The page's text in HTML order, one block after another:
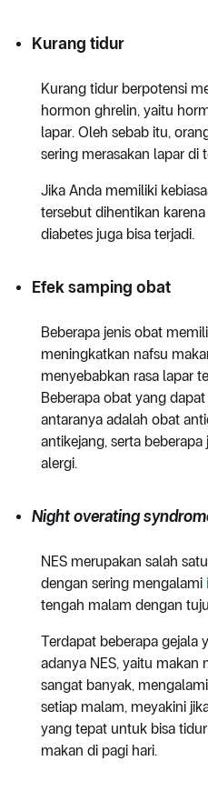
Kurang tidur
Kurang tidur berpotensi
hormon ghrelin, yaitu
lapar. Oleh sebab itu,
sering merasakan lapar di
Jika Anda memiliki
tersebut dihentikan
diabetes juga bisa terjadi.
Efek samping obat
Beberapa jenis obat
meningkatkan nafsu
menyebabkan rasa lapar
Beberapa obat yang
antaranya adalah obat
antikejang, serta
alergi.
Night overating
NES merupakan salah
dengan sering mengalami
tengah malam dengan
Terdapat beberapa gejala
adanya NES, yaitu
sangat banyak,
setiap malam, meyakini
yang tepat untuk bisa
makan di pagi hari.